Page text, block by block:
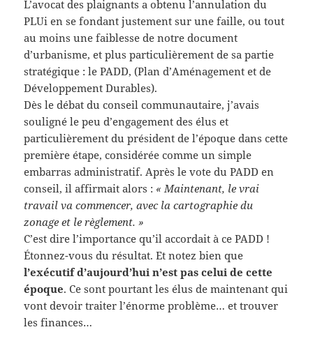
L’avocat des plaignants a obtenu l’annulation du
PLUi en se fondant justement sur une faille, ou tout
au moins une faiblesse de notre document
d’urbanisme, et plus particulièrement de sa partie
stratégique : le PADD, (Plan d’Aménagement et de
Développement Durables).
Dès le débat du conseil communautaire, j’avais
souligné le peu d’engagement des élus et
particulièrement du président de l’époque dans cette
première étape, considérée comme un simple
embarras administratif. Après le vote du PADD en
conseil, il affirmait alors : « Maintenant, le vrai
travail va commencer, avec la cartographie du
zonage et le règlement. »
C’est dire l’importance qu’il accordait à ce PADD !
Étonnez-vous du résultat. Et notez bien que
l’exécutif d’aujourd’hui n’est pas celui de cette
époque. Ce sont pourtant les élus de maintenant qui
vont devoir traiter l’énorme problème… et trouver
les finances…